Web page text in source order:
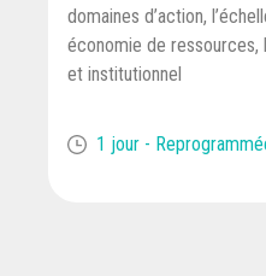
domaines d’action,
économie de ressources,
et institutionnel
1 jour -